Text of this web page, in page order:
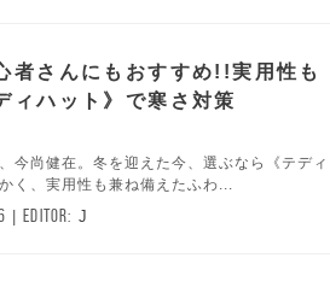
者さんにもおすすめ!!実用性も
ィハット》で寒さ対策
今尚健在。冬を迎えた今、選ぶなら《テディ
く、実用性も兼ね備えたふわ...
EDITOR: J